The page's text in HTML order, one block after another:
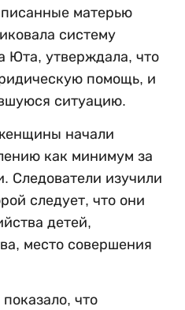
матерью
систему
Юта, утверждала, что
помощь, и
ситуацию.
начали
как минимум за
Следователи изучили
следует, что они
детей,
место совершения
что